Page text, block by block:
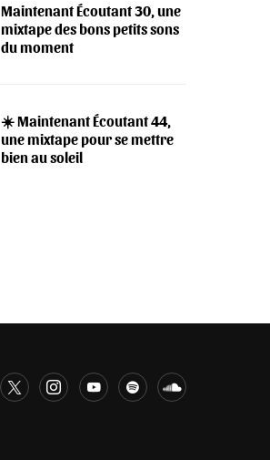
Maintenant Écoutant 30, une
mixtape des bons petits sons
du moment
☀️ Maintenant Écoutant 44,
une mixtape pour se mettre
bien au soleil